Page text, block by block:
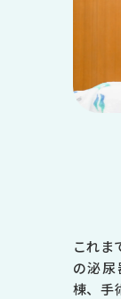
これま
の泌
棟、手